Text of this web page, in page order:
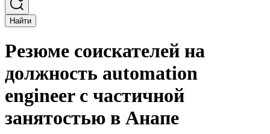
Найти
Резюме соискателей на
должность automation
engineer с частичной
занятостью в Анапе